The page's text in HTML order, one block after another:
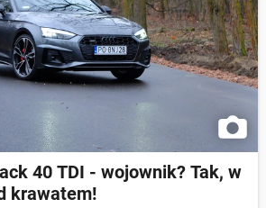
40 TDI - wojownik? Tak, w
krawatem!